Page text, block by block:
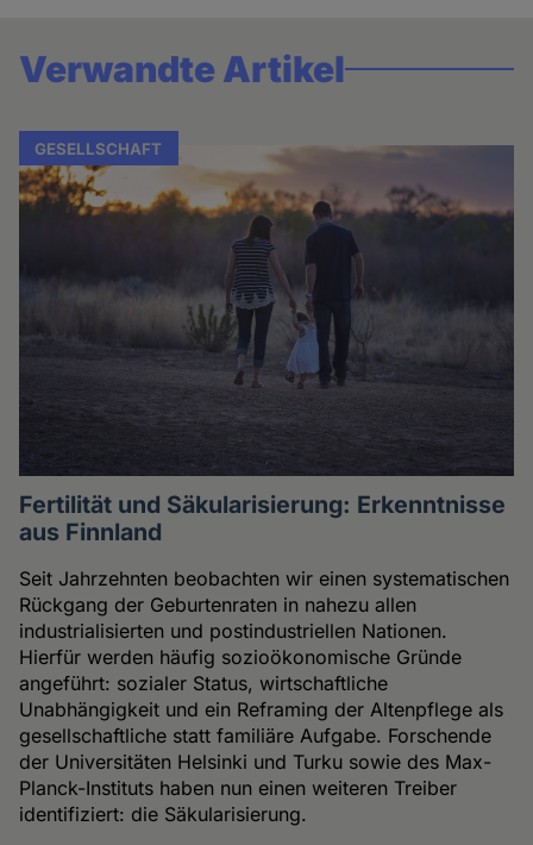
Verwandte Artikel
GESELLSCHAFT
Fertilität und Säkularisierung: Erkenntnisse
aus Finnland
Seit Jahrzehnten beobachten wir einen systematischen
Rückgang der Geburtenraten in nahezu allen
industrialisierten und postindustriellen Nationen.
Hierfür werden häufig sozioökonomische Gründe
angeführt: sozialer Status, wirtschaftliche
Unabhängigkeit und ein Reframing der Altenpflege als
gesellschaftliche statt familiäre Aufgabe. Forschende
der Universitäten Helsinki und Turku sowie des Max-
Planck-Instituts haben nun einen weiteren Treiber
identifiziert: die Säkularisierung.